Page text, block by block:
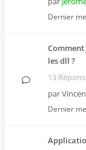
Dernier
les dll ?
13
par
Dernier